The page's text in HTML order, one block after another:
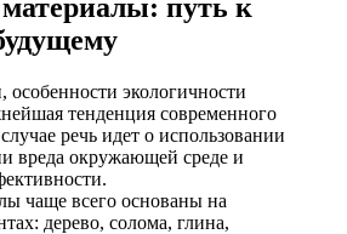
путь к
экологичности
тенденция современного
речь идет о использовании
вреда окружающей среде и
чаще всего основаны на
дерево, солома, глина,